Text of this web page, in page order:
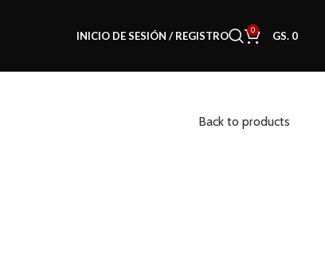
INICIO DE SESIÓN / REGISTRO 0 GS. 0
Back to products